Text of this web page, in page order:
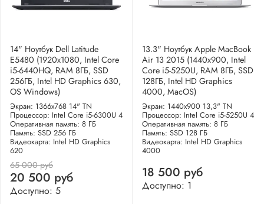
14" Ноутбук Dell Latitude
E5480 (1920х1080, Intel Core
i5-6440HQ, RAM 8ГБ, SSD
256ГБ, Intel HD Graphics 630,
OS Windows)
Экран: 1366x768 14" TN
Процессор: Intel Core i5-6300U 4
Оперативная память: 8 ГБ
Память: SSD 256 ГБ
Видеокарта: Intel HD Graphics
620
65 000 руб
20 500 руб
Доступно: 5
13.3" Ноутбук Apple MacBook
Air 13 2015 (1440x900, Intel
Core i5-5250U, RAM 8ГБ, SSD
128ГБ, Intel HD Graphics
4000, MacOS)
Экран: 1440x900 13,3" TN
Процессор: Intel Core i5-5250U 4
Оперативная память: 8 ГБ
Память: SSD 128 ГБ
Видеокарта: Intel HD Graphics
4000
18 500 руб
Доступно: 1